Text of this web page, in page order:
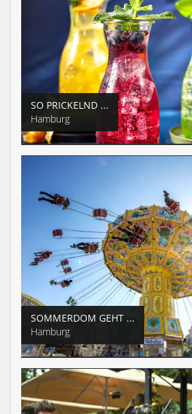
SO PRICKELND ...
Hamburg
SOMMERDOM GEHT ...
Hamburg